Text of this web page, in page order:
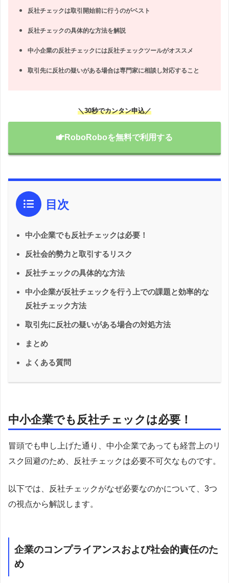
反社チェックは取引開始前に行うのがベスト
反社チェックの具体的な方法を解説
中小企業の反社チェックには反社チェックツールがオススメ
取引先に反社の疑いがある場合は専門家に相談し対応すること
＼30秒でカンタン申込／
RoboRoboを無料で利用する
目次
中小企業でも反社チェックは必要！
反社会的勢力と取引するリスク
反社チェックの具体的な方法
中小企業が反社チェックを行う上での課題と効率的な
反社チェック方法
取引先に反社の疑いがある場合の対処方法
まとめ
よくある質問
中小企業でも反社チェックは必要！
冒頭でも申し上げた通り、中小企業であっても経営上のリ
スク回避のため、反社チェックは必要不可欠なものです。
以下では、反社チェックがなぜ必要なのかについて、3つ
の視点から解説します。
企業のコンプライアンスおよび社会的責任のた
め